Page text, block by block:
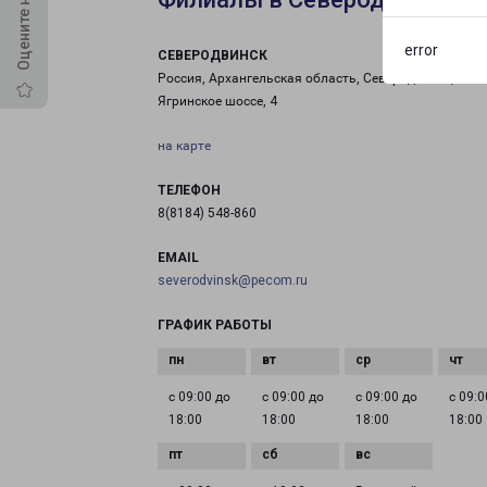
error
СЕВЕРОДВИНСК
Россия, Архангельская область, Северодвинск,
Ягринское шоссе, 4
на карте
ТЕЛЕФОН
8(8184) 548-860
EMAIL
severodvinsk@pecom.ru
ГРАФИК РАБОТЫ
с 09:00 до
18:00
с 09:00 до
18:00
с 09:00 до
18:00
с
18:00